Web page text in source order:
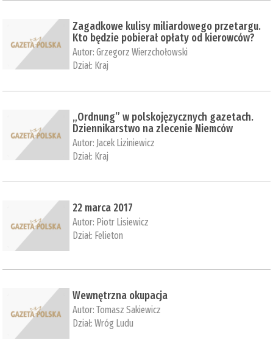
Zagadkowe kulisy miliardowego przetargu.
Kto będzie pobierał opłaty od kierowców?
Autor:Grzegorz Wierzchołowski
Dział: Kraj
„Ordnung” w polskojęzycznych gazetach.
Dziennikarstwo na zlecenie Niemców
Autor: Jacek Liziniewicz
Dział: Kraj
22 marca 2017
Autor: Piotr Lisiewicz
Dział: Felieton
Wewnętrzna okupacja
Autor:Tomasz Sakiewicz
Dział:Wróg Ludu